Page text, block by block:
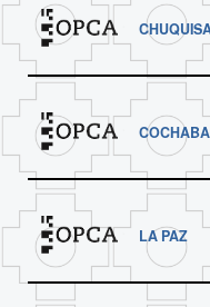
LA PAZ